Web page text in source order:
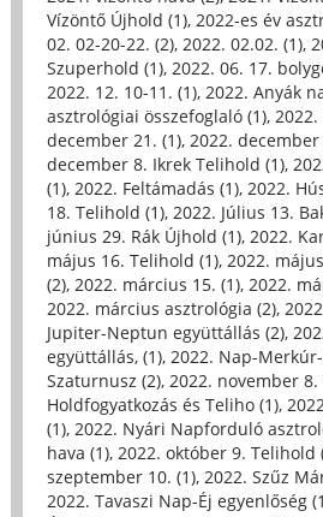
Vízöntő Újhold (1), 2022-es év
02. 02-20-22. (2), 2022. 02.02. (1),
Szuperhold (1), 2022. 06. 17.
2022. 12. 10-11. (1), 2022. Anyák
asztrológiai összefoglaló (1),
december 21. (1), 2022. december
december 8. Ikrek Telihold (1),
(1), 2022. Feltámadás (1), 2022.
18. Telihold (1), 2022. Július 13.
június 29. Rák Újhold (1), 2022.
május 16. Telihold (1), 2022.
(2), 2022. március 15. (1), 2022.
2022. március asztrológia (2),
Jupiter-Neptun együttállás (2),
együttállás, (1), 2022. Nap-
Szaturnusz (2), 2022. november 8.
Holdfogyatkozás és Teliho (1),
(1), 2022. Nyári Napforduló
hava (1), 2022. október 9. Telihold
szeptember 10. (1), 2022. Szűz
2022. Tavaszi Nap-Éj egyenlőség